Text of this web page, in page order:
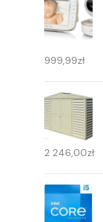
999,99zł
2 246,00zł